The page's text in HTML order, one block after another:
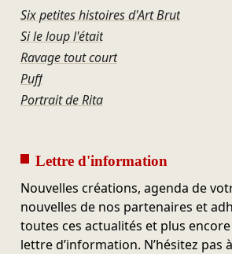
Six petites histoires d'Art Brut
Si le loup l'était
Ravage tout court
Puff
Portrait de Rita
Lettre d'information
Nouvelles créations, agenda de
nouvelles de nos partenaires et
toutes ces actualités et plus
lettre d’information. N’hésitez pas